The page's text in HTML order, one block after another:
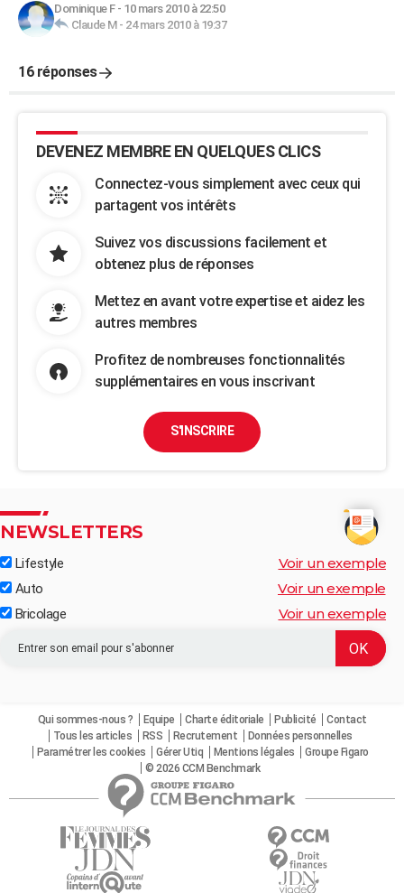
Dominique F- 10 mars 2010 à 22:50
Claude M- 24 mars 2010 à 19:37
16 réponses
DEVENEZ MEMBRE EN QUELQUES CLICS
Connectez-vous simplement avec ceux qui
partagent vos intérêts
Suivez vos discussions facilement et
obtenez plus de réponses
Mettez en avant votre expertise et aidez les
autres membres
Profitez de nombreuses fonctionnalités
supplémentaires en vous inscrivant
S'INSCRIRE
NEWSLETTERS
Lifestyle Voir un exemple
Auto Voir un exemple
Bricolage Voir un exemple
Qui sommes-nous ? Equipe Charte éditoriale Publicité
Contact
Tous les articles
RSS Recrutement
Données personnelles
Paramétrer les cookies
Gérer Utiq Mentions légales
Groupe Figaro
© 2026 CCM Benchmark